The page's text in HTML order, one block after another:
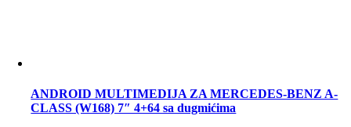
ANDROID MULTIMEDIJA ZA MERCEDES-BENZ A-
CLASS (W168) 7″ 4+64 sa dugmićima